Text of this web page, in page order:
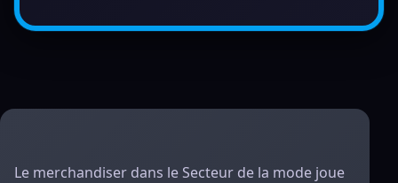
Le merchandiser dans le Secteur de la mode joue